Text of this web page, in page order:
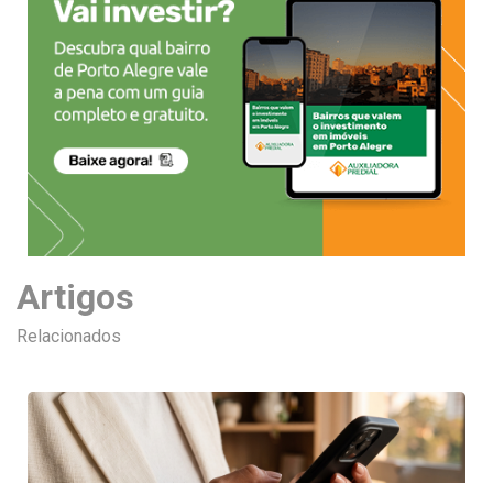
Artigos
Relacionados